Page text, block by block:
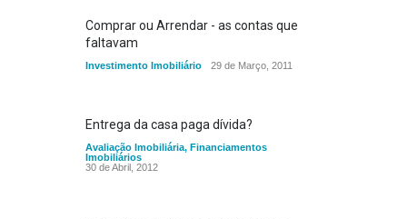
Comprar ou Arrendar - as contas que
faltavam
Investimento Imobiliário 29 de Março, 2011
Entrega da casa paga dívida?
Avaliação Imobiliária, Financiamentos
Imobiliários
30 de Abril, 2012